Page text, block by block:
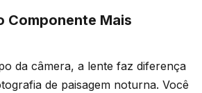
Componente Mais
da câmera, a lente faz diferença
de paisagem noturna. Você